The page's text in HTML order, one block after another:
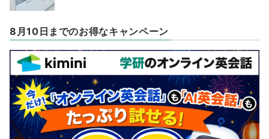
8月10日までのお得なキャンペーン